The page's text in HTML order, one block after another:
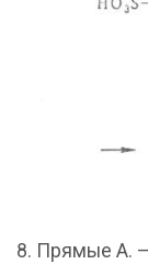
8. Прямые А.